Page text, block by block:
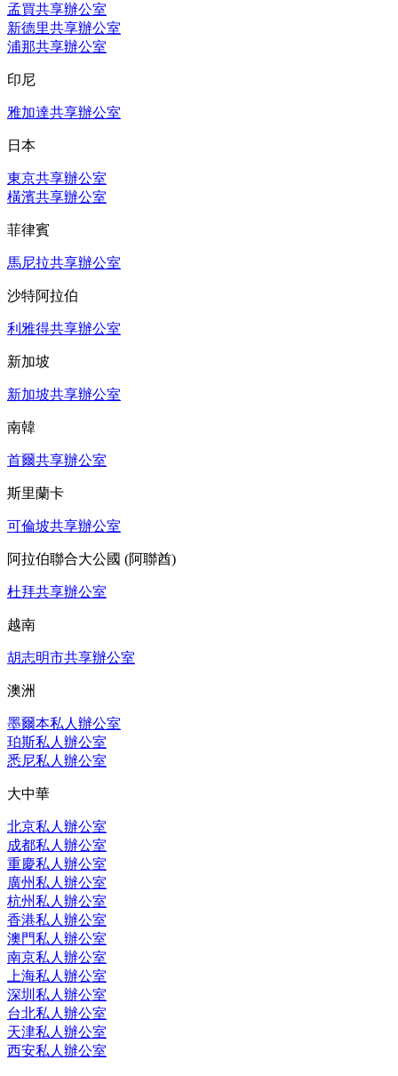
孟買共享辦公室
新德里共享辦公室
浦那共享辦公室
印尼
雅加達共享辦公室
日本
東京共享辦公室
橫濱共享辦公室
菲律賓
馬尼拉共享辦公室
沙特阿拉伯
利雅得共享辦公室
新加坡
新加坡共享辦公室
南韓
首爾共享辦公室
斯里蘭卡
可倫坡共享辦公室
阿拉伯聯合大公國 (阿聯酋)
杜拜共享辦公室
越南
胡志明市共享辦公室
澳洲
墨爾本私人辦公室
珀斯私人辦公室
悉尼私人辦公室
大中華
北京私人辦公室
成都私人辦公室
重慶私人辦公室
廣州私人辦公室
杭州私人辦公室
香港私人辦公室
澳門私人辦公室
南京私人辦公室
上海私人辦公室
深圳私人辦公室
台北私人辦公室
天津私人辦公室
西安私人辦公室